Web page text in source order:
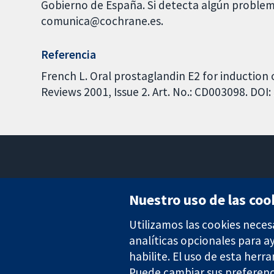
Gobierno de España. Si detecta algún
comunica@cochrane.es.
Referencia
French L. Oral prostaglandin E2 for
Reviews 2001, Issue 2. Art. No.: CD003098.
Nuestro uso de las
Utilizamos las cookies
analíticas opcionales para
habilite. El uso de esta